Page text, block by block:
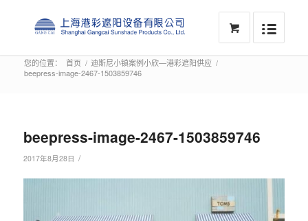
您的位置： 首页 / 迪斯尼小镇案例小欣—港彩遮阳供应 /
beepress-image-2467-1503859746
beepress-image-2467-1503859746
2017年8月28日 /